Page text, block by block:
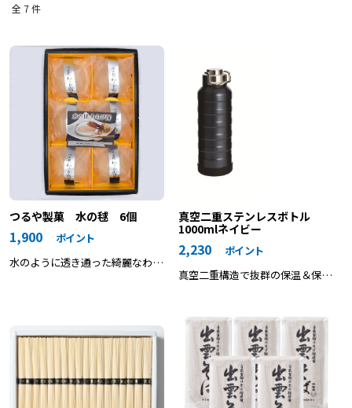
全 7 件
つるや製菓 水の毬 6個
1,900
ポイント
水のように透き通った綺麗なわら
真空二重ステンレスボトル
1000mlネイビー
2,230
ポイント
真空二重構造で抜群の保温＆保冷